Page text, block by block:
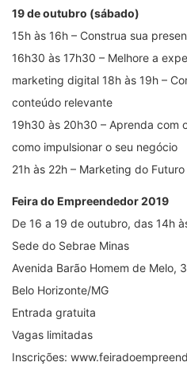
19 de outubro (sábado)
15h às 16h – Construa sua
16h30 às 17h30 – Melhore a
marketing digital 18h às 19h –
conteúdo relevante
19h30 às 20h30 – Aprenda com
como impulsionar o seu negócio
21h às 22h – Marketing do Futuro
Feira do Empreendedor 2019
De 16 a 19 de outubro, das 14h
Sede do Sebrae Minas
Avenida Barão Homem de Melo,
Belo Horizonte/MG
Entrada gratuita
Vagas limitadas
Inscrições: